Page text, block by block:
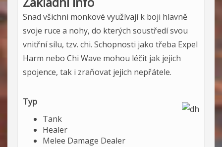
Snad všichni monkové využívají k boji hlavně
svoje ruce a nohy, do kterých soustředí svou
vnitřní sílu, tzv. chi. Schopnosti jako třeba Expel
Harm nebo Chi Wave mohou léčit jak jejich
spojence, tak i zraňovat jejich nepřátele.
Typ
Tank
Healer
Melee Damage Dealer